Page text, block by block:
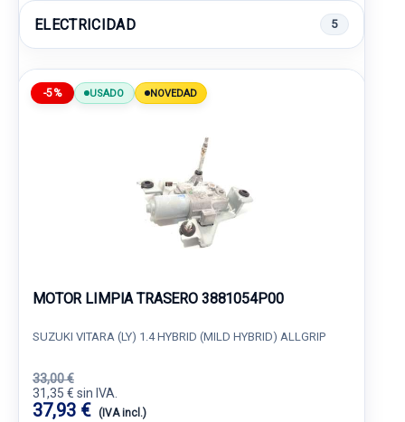
ELECTRICIDAD 5
-5% USADO NOVEDAD
MOTOR LIMPIA TRASERO 3881054P00
SUZUKI VITARA (LY) 1.4 HYBRID (MILD HYBRID) ALLGRIP
33,00 €
31,35 € sin IVA.
37,93 € (IVA incl.)